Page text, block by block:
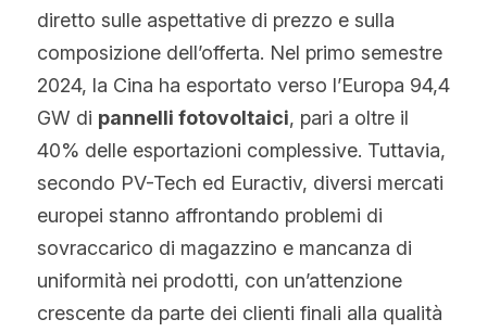
diretto sulle aspettative di prezzo e sulla
composizione dell’offerta. Nel primo semestre
2024, la Cina ha esportato verso l’Europa 94,4
GW di pannelli fotovoltaici, pari a oltre il
40% delle esportazioni complessive. Tuttavia,
secondo PV-Tech ed Euractiv, diversi mercati
europei stanno affrontando problemi di
sovraccarico di magazzino e mancanza di
uniformità nei prodotti, con un’attenzione
crescente da parte dei clienti finali alla qualità